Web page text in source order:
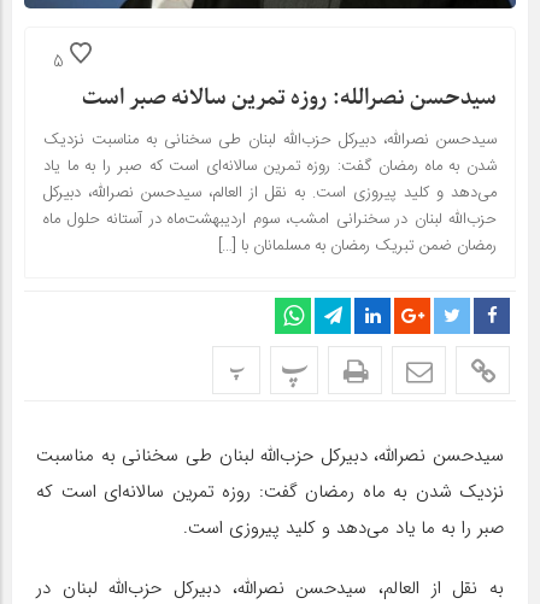
5
سیدحسن نصرالله: روزه تمرین سالانه صبر است
سیدحسن نصرالله، دبیرکل حزب‌الله لبنان طی سخنانی به مناسبت نزدیک
شدن به ماه رمضان گفت: روزه تمرین سالانه‌ای است که صبر را به ما یاد
می‌دهد و کلید پیروزی است. به نقل از العالم، سیدحسن نصرالله، دبیرکل
حزب‌الله لبنان در سخنرانی امشب، سوم اردیبهشت‌ماه در آستانه حلول ماه
رمضان ضمن تبریک رمضان به مسلمانان با […]
پ پ
سیدحسن نصرالله، دبیرکل حزب‌الله لبنان طی سخنانی به مناسبت
نزدیک شدن به ماه رمضان گفت: روزه تمرین سالانه‌ای است که
صبر را به ما یاد می‌دهد و کلید پیروزی است.
به نقل از العالم، سیدحسن نصرالله، دبیرکل حزب‌الله لبنان در